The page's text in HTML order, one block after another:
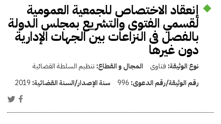
إنعقاد الاختصاص للجمعية العمومية
لقسمي الفتوى والتشريع بمجلس الدولة
بالفصل فى النزاعات بين الجهات الإدارية
دون غيرها
نوع الوثيقة: فتاوى المجال و القطاع: تنظيم السلطة القضائية
رقم الوثيقة/رقم الدعوى: 996 سنة الإصدار/السنة القضائية: 2019